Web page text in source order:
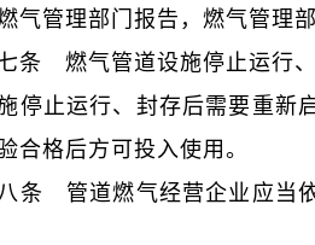
气管理部门报告，燃气管理
条 燃气管道设施停止运行
停止运行、封存后需要重新
合格后方可投入使用。
条 管道燃气经营企业应当